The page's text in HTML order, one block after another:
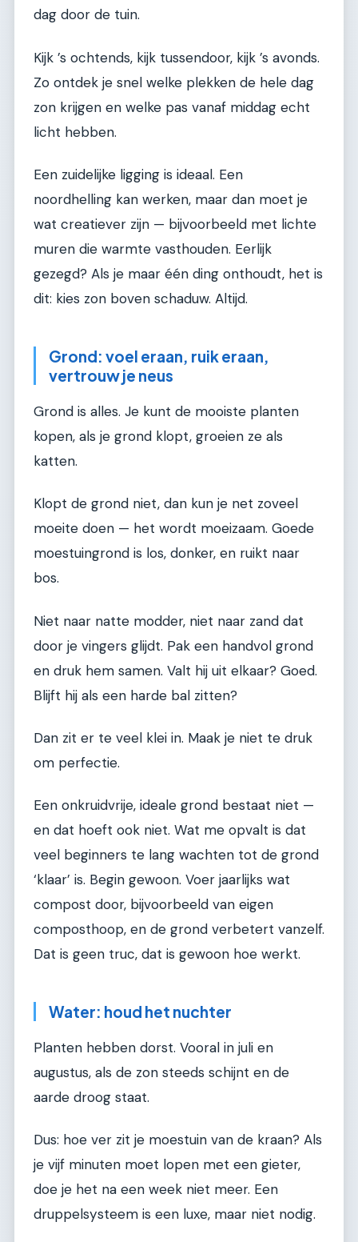
dag door de tuin.
Kijk ’s ochtends, kijk tussendoor, kijk ’s avonds.
Zo ontdek je snel welke plekken de hele dag
zon krijgen en welke pas vanaf middag echt
licht hebben.
Een zuidelijke ligging is ideaal. Een
noordhelling kan werken, maar dan moet je
wat creatiever zijn — bijvoorbeeld met lichte
muren die warmte vasthouden. Eerlijk
gezegd? Als je maar één ding onthoudt, het is
dit: kies zon boven schaduw. Altijd.
Grond: voel eraan, ruik eraan,
vertrouw je neus
Grond is alles. Je kunt de mooiste planten
kopen, als je grond klopt, groeien ze als
katten.
Klopt de grond niet, dan kun je net zoveel
moeite doen — het wordt moeizaam. Goede
moestuingrond is los, donker, en ruikt naar
bos.
Niet naar natte modder, niet naar zand dat
door je vingers glijdt. Pak een handvol grond
en druk hem samen. Valt hij uit elkaar? Goed.
Blijft hij als een harde bal zitten?
Dan zit er te veel klei in. Maak je niet te druk
om perfectie.
Een onkruidvrije, ideale grond bestaat niet —
en dat hoeft ook niet. Wat me opvalt is dat
veel beginners te lang wachten tot de grond
‘klaar’ is. Begin gewoon. Voer jaarlijks wat
compost door, bijvoorbeeld van eigen
composthoop, en de grond verbetert vanzelf.
Dat is geen truc, dat is gewoon hoe werkt.
Water: houd het nuchter
Planten hebben dorst. Vooral in juli en
augustus, als de zon steeds schijnt en de
aarde droog staat.
Dus: hoe ver zit je moestuin van de kraan? Als
je vijf minuten moet lopen met een gieter,
doe je het na een week niet meer. Een
druppelsysteem is een luxe, maar niet nodig.